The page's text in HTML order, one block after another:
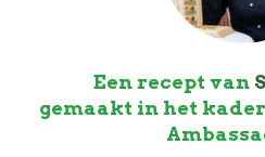
Een recept van
gemaakt in het kader